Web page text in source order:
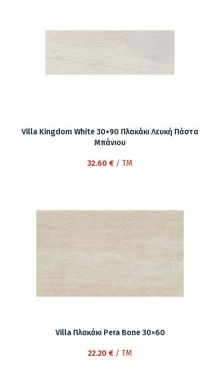
Villa Kingdom White 30×90 Πλακάκι Λευκή Πάστα
Μπάνιου
32.60 € / TM
Villa Πλακάκι Pera Bone 30×60
22.20 € / TM